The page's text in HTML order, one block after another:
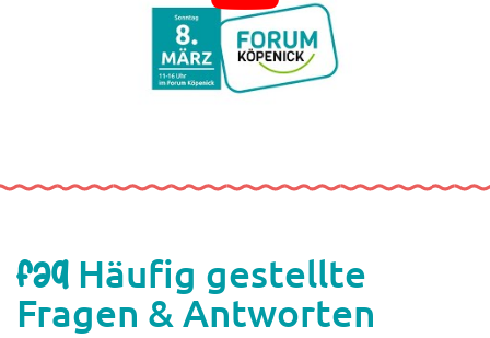
FAQ Häufig gestellte
Fragen & Antworten